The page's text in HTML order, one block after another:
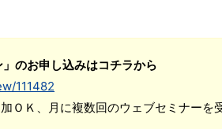
のお申し込みはコチラから
111482
ＯＫ、月に複数回のウェブセミナーを